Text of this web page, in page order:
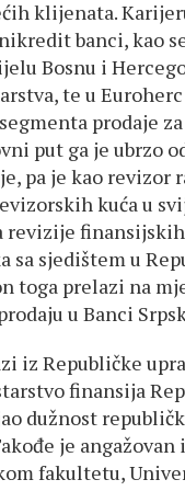
klijenata.
banci, kao
Bosnu i
te u
prodaje
put ga je ubrzo
pa je kao revizor
kuća u
revizije
sa sjedištem u
toga prelazi na
u Banci
iz Republičke
finansija
dužnost
je angažovan
fakultetu,